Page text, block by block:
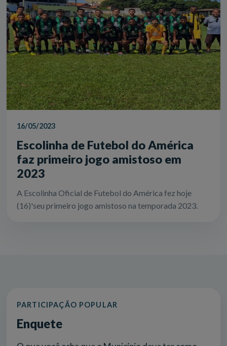
16/05/2023
Escolinha de Futebol do América
faz primeiro jogo amistoso em
2023
A Escolinha Oficial de Futebol do América fez hoje
(16)'seu primeiro jogo amistoso na temporada 2023.
PARTICIPAÇÃO POPULAR
Enquete